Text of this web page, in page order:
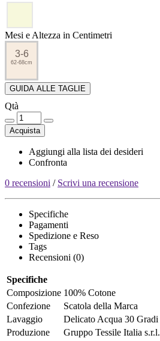
Mesi e Altezza in Centimetri
3-6
62-68cm
GUIDA ALLE TAGLIE
Qtà
Acquista
Aggiungi alla lista dei desideri
Confronta
0 recensioni / Scrivi una recensione
Specifiche
Pagamenti
Spedizione e Reso
Tags
Recensioni (0)
Specifiche
Composizione 100% Cotone
Confezione
Scatola della Marca
Lavaggio
Delicato Acqua 30 Gradi
Produzione
Gruppo Tessile Italia s.r.l.